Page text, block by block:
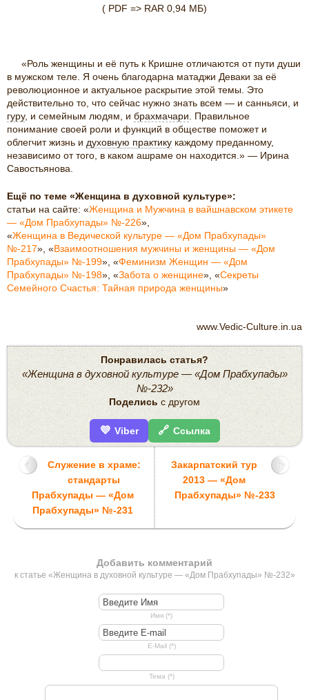
( PDF => RAR 0,94 МБ)
«Роль женщины и её путь к Кришне отличаются от пути души
в мужском теле. Я очень благодарна матаджи Деваки за её
революционное и актуальное раскрытие этой темы. Это
действительно то, что сейчас нужно знать всем — и санньяси, и
гуру, и семейным людям, и брахмачари . Правильное
понимание своей роли и функций в обществе поможет и
облегчит жизнь и духовную практику каждому преданному,
независимо от того, в каком ашраме он находится.» — Ирина
Савостьянова.
Ещё по теме «Женщина в духовной культуре»:
статьи на сайте: «Женщина и Мужчина в вайшнавском этикете
— «Дом Прабхупады» №-226»,
«Женщина в Ведической культуре — «Дом Прабхупады»
№-217», «Взаимоотношения мужчины и женщины — «Дом
Прабхупады» №-199», «Феминизм Женщин — «Дом
Прабхупады» №-198», «Забота о женщине», «Секреты
Семейного Счастья: Тайная природа женщины»
www.Vedic-Culture.in.ua
Понравилась статья?
«Женщина в духовной культуре — «Дом Прабхупады»
№-232»
Поделись с другом
💜 Viber 🔗 Ссылка
Служение в храме:
стандарты
Прабхупады — «Дом
Прабхупады» №-231
Закарпатский тур
2013 — «Дом
Прабхупады» №-233
Добавить комментарий
к статье «Женщина в духовной культуре — «Дом Прабхупады» №-232»
Имя (*)
E-Mail (*)
Тема (*)